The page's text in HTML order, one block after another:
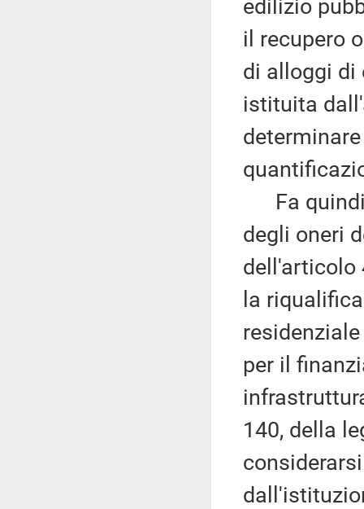
edilizio
il recupero
di alloggi di
istituita
Fa quindi
degli oneri
dell'articolo
la
per il
140, della